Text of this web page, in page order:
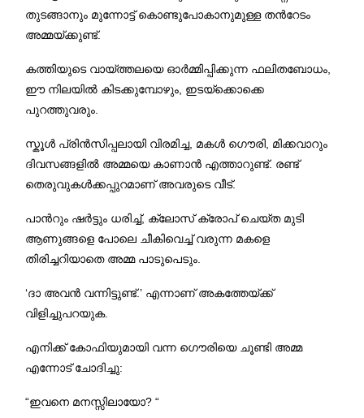
തുടങ്ങാനും മുന്നോട്ട് കൊണ്ടുപോകാനുമുള്ള തന്‍റേടം
അമ്മയ്ക്കുണ്ട്.
കത്തിയുടെ വായ്ത്തലയെ ഓര്‍മ്മിപ്പിക്കുന്ന ഫലിതബോധം,
ഈ നിലയില്‍ കിടക്കുമ്പോഴും, ഇടയ്ക്കൊക്കെ
പുറത്തുവരും.
സ്കൂള്‍ പ്രിന്‍സിപ്പലായി വിരമിച്ച, മകള്‍ ഗൌരി, മിക്കവാറും
ദിവസങ്ങളില്‍ അമ്മയെ കാണാന്‍ എത്താറുണ്ട്. രണ്ട്
തെരുവുകള്‍ക്കപ്പുറമാണ് അവരുടെ വീട്.
പാന്‍റും ഷര്‍ട്ടും ധരിച്ച്, ക്ലോസ് ക്രോപ് ചെയ്ത മുടി
ആണുങ്ങളെ പോലെ ചീകിവെച്ച് വരുന്ന മകളെ
തിരിച്ചറിയാതെ അമ്മ പാടുപെടും.
‘ദാ അവന്‍ വന്നിട്ടുണ്ട്.’ എന്നാണ് അകത്തേയ്ക്ക്
വിളിച്ചുപറയുക.
എനിക്ക് കോഫിയുമായി വന്ന ഗൌരിയെ ചൂണ്ടി അമ്മ
എന്നോട് ചോദിച്ചു:
“ഇവനെ മനസ്സിലായോ? “